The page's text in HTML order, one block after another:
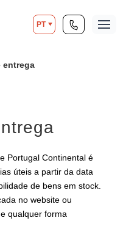
PT
entrega
Portugal Continental é
úteis a partir da data
de bens em stock.
no website ou
qualquer forma